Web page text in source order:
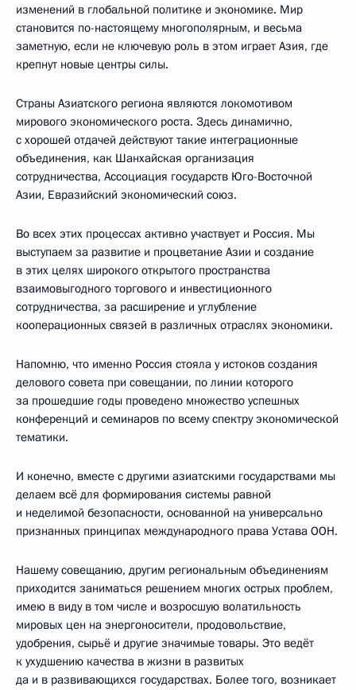
изменений в глобальной политике и экономике. Мир
становится по-настоящему многополярным, и весьма
заметную, если не ключевую роль в этом играет Азия, где
крепнут новые центры силы.
Страны Азиатского региона являются локомотивом
мирового экономического роста. Здесь динамично,
с хорошей отдачей действуют такие интеграционные
объединения, как Шанхайская организация
сотрудничества, Ассоциация государств Юго-Восточной
Азии, Евразийский экономический союз.
Во всех этих процессах активно участвует и Россия. Мы
выступаем за развитие и процветание Азии и создание
в этих целях широкого открытого пространства
взаимовыгодного торгового и инвестиционного
сотрудничества, за расширение и углубление
кооперационных связей в различных отраслях экономики.
Напомню, что именно Россия стояла у истоков создания
делового совета при совещании, по линии которого
за прошедшие годы проведено множество успешных
конференций и семинаров по всему спектру экономической
тематики.
И конечно, вместе с другими азиатскими государствами мы
делаем всё для формирования системы равной
и неделимой безопасности, основанной на универсально
признанных принципах международного права Устава ООН.
Нашему совещанию, другим региональным объединениям
приходится заниматься решением многих острых проблем,
имею в виду в том числе и возросшую волатильность
мировых цен на энергоносители, продовольствие,
удобрения, сырьё и другие значимые товары. Это ведёт
к ухудшению качества в жизни в развитых
да и в развивающихся государствах. Более того, возникает